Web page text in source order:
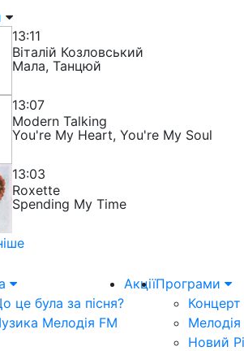
13:11
Віталій Козловський
Мала, Танцюй
13:07
Modern Talking
You're My Heart, You're My Soul
13:03
Roxette
Spending My Time
це була за пісня?
Мелодія FM
АкціїПрограми
Концерт
Мелодія
Новий